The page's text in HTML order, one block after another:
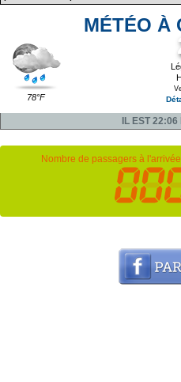
MÉTÉO À
78°F
IL EST
Nombre de passagers à